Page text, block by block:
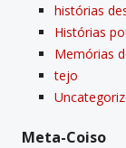
histórias
Histórias
Memórias
tejo
Meta-Coiso